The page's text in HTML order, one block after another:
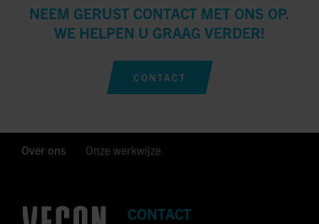
NEEM GERUST CONTACT MET ONS OP.
WE HELPEN U GRAAG VERDER!
CONTACT
Over ons Onze werkwijze
CONTACT